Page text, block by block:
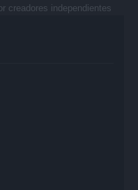
creadores independientes